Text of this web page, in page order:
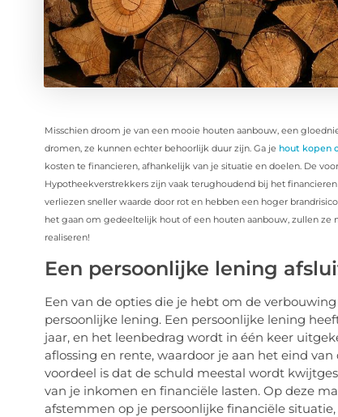
Misschien droom je van een mooie houten aanbouw, een
dromen, ze kunnen echter behoorlijk duur zijn. Ga je hout kopen
kosten te financieren, afhankelijk van je situatie en doelen. De
Hypotheekverstrekkers zijn vaak terughoudend bij het
verliezen sneller waarde door rot en hebben een hoger
het gaan om gedeeltelijk hout of een houten aanbouw, zullen
realiseren!
Een persoonlijke lening
Een van de opties die je hebt om de
persoonlijke lening. Een persoonlijke lening
jaar, en het leenbedrag wordt in één keer
aflossing en rente, waardoor je aan het eind
voordeel is dat de schuld meestal wordt
van je inkomen en financiële lasten. Op deze
afstemmen op je persoonlijke financiële